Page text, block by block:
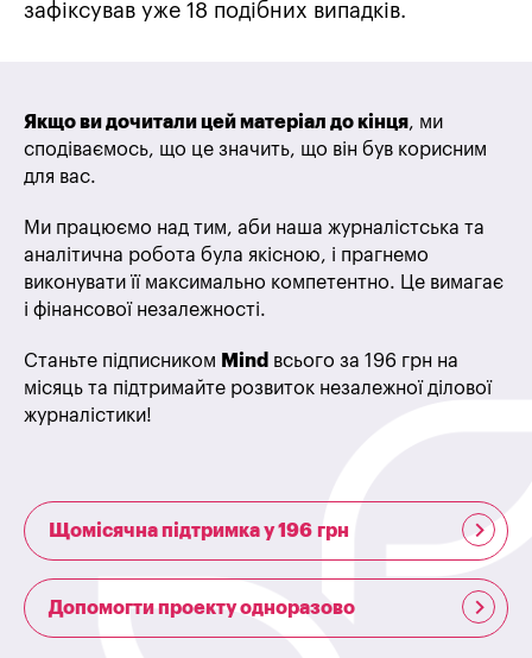
зафіксував уже 18 подібних випадків.
Якщо ви дочитали цей матеріал до кінця, ми
сподіваємось, що це значить, що він був корисним
для вас.
Ми працюємо над тим, аби наша журналістська та
аналітична робота була якісною, і прагнемо
виконувати її максимально компетентно. Це вимагає
і фінансової незалежності.
Станьте підписником Mind всього за 196 грн на
місяць та підтримайте розвиток незалежної ділової
журналістики!
Щомісячна підтримка у 196 грн
Допомогти проекту одноразово